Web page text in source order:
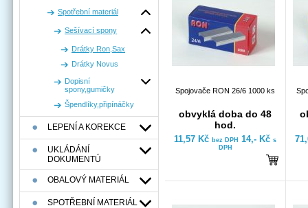
Spotřební materiál
Sešívací spony
Drátky Ron,Sax
Drátky Novus
Dopisní
spony,gumičky
Špendlíky,připínáčky
LEPENÍ A KOREKCE
UKLÁDÁNÍ
DOKUMENTÚ
OBALOVÝ MATERIÁL
SPOTŘEBNÍ MATERIÁL
Spojovače RON 26/6 1000 ks
obvyklá doba do 48
hod.
11,57 Kč bez DPH 14,- Kč s
DPH